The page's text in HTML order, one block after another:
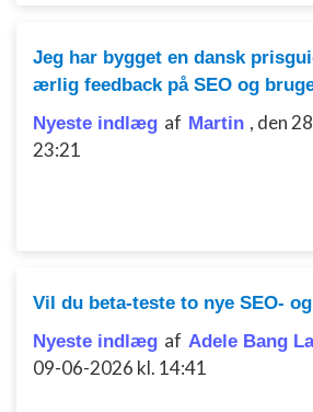
Jeg har bygget en dansk
ærlig feedback på SEO og
Nyeste indlæg af Martin , den
23:21
Vil du beta-teste to nye SEO-
Nyeste indlæg af Adele Bang
09-06-2026 kl. 14:41
Måle annonceringseffektivitet
Måle indholdseffektivitet
Forstå målgrupper gennem
indhold
IAB Special Features:
Bruge præcise geografiske